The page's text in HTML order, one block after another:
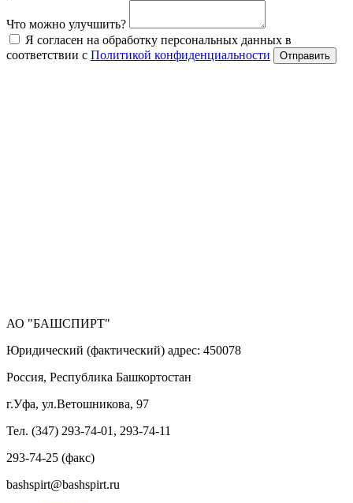
Что можно улучшить?
Я согласен на обработку персональных данных в
соответствии с Политикой конфиденциальности Отправить
АО "БАШСПИРТ"
Юридический (фактический) адрес: 450078
Россия, Республика Башкортостан
г.Уфа, ул.Ветошникова, 97
Тел. (347) 293-74-01, 293-74-11
293-74-25 (факс)
bashspirt@bashspirt.ru